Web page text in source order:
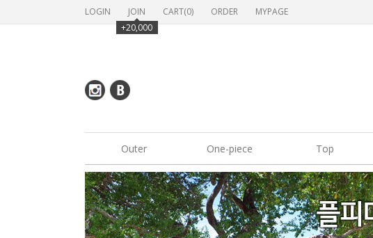
LOGIN
JOIN
+20,000
CART(0) ORDER MYPAGE
Outer One-piece Top